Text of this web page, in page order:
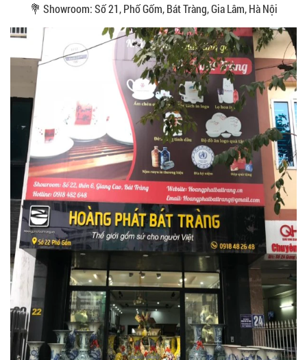
💐 Showroom: Số 21, Phố Gốm, Bát Tràng, Gia Lâm, Hà Nội